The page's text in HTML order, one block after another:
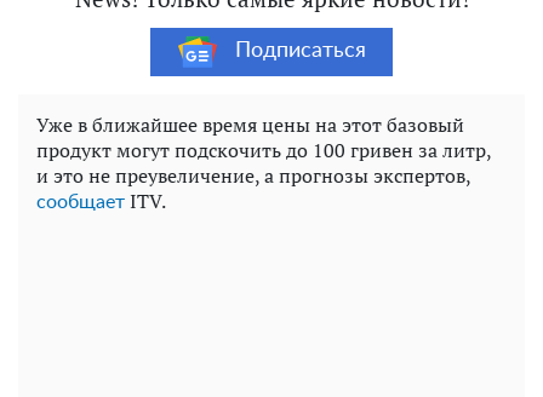
Подписаться
Уже в ближайшее время цены на этот базовый
продукт могут подскочить до 100 гривен за литр,
и это не преувеличение, а прогнозы экспертов,
сообщает ITV.